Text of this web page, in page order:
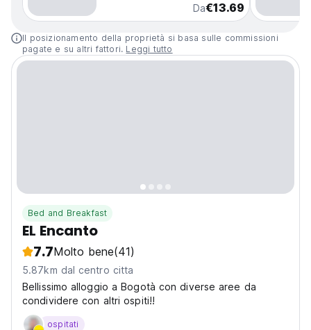
Da€13.69
Il posizionamento della proprietà si basa sulle commissioni
pagate e su altri fattori. Leggi tutto
Bed and Breakfast
EL Encanto
7.7Molto bene(41)
5.87km dal centro citta
Bellissimo alloggio a Bogotà con diverse aree da
condividere con altri ospiti!!
ospitati